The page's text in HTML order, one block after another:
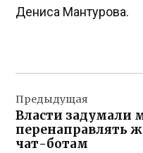
Дениса Мантурова.
по
записям
Предыдущая
Власти задумали
перенаправлять
чат-ботам